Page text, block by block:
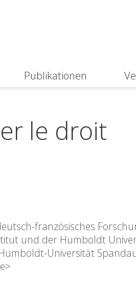
Publikationen
le droit
französisches
und der Humboldt
Universität